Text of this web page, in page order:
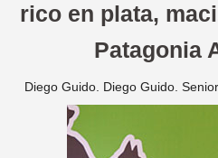
rico en plata,
Patagonia
Diego Guido. Diego Guido.